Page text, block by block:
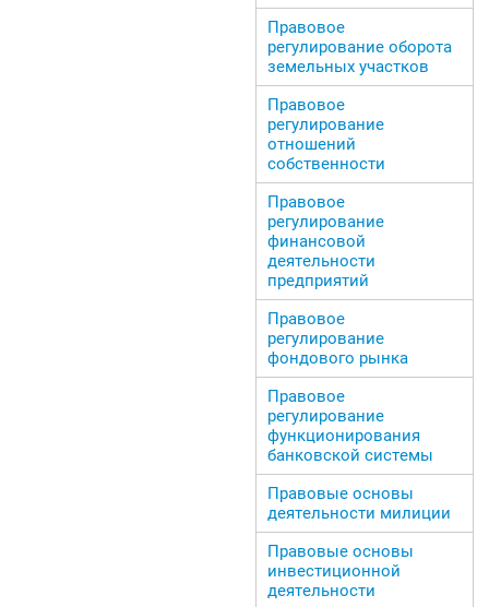
Правовое
регулирование оборота
земельных участков
Правовое
регулирование
отношений
собственности
Правовое
регулирование
финансовой
деятельности
предприятий
Правовое
регулирование
фондового рынка
Правовое
регулирование
функционирования
банковской системы
Правовые основы
деятельности милиции
Правовые основы
инвестиционной
деятельности